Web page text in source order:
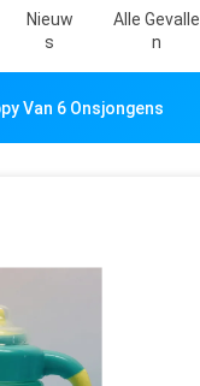
Nieuw
S
Alle Gevalle
N
Van 6 Onsjongens